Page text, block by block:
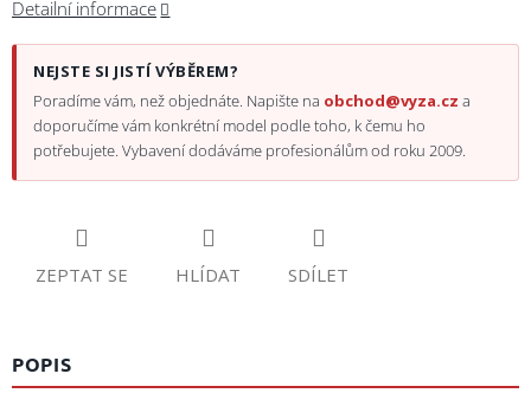
Detailní informace
NEJSTE SI JISTÍ VÝBĚREM?
Poradíme vám, než objednáte. Napište na obchod@vyza.cz a
doporučíme vám konkrétní model podle toho, k čemu ho
potřebujete. Vybavení dodáváme profesionálům od roku 2009.
ZEPTAT SE HLÍDAT SDÍLET
POPIS